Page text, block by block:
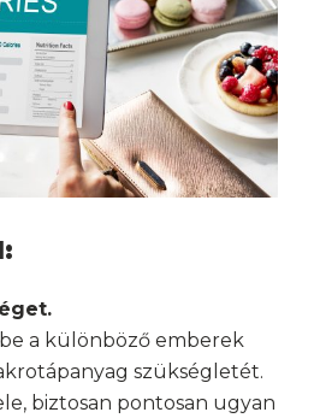
a különböző emberek
szükségletét.
biztosan pontosan ugyan